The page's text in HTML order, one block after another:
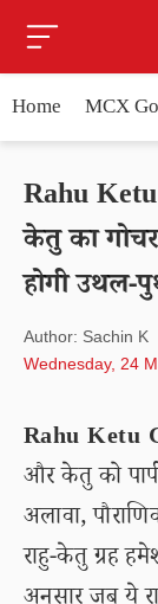
Home MCX
Rahu
केतु का
होगी उथल-
Author: Sachin K
Wednesday, 24
Rahu Ketu
और केतु को
अलावा,
राहु-केतु ग्रह